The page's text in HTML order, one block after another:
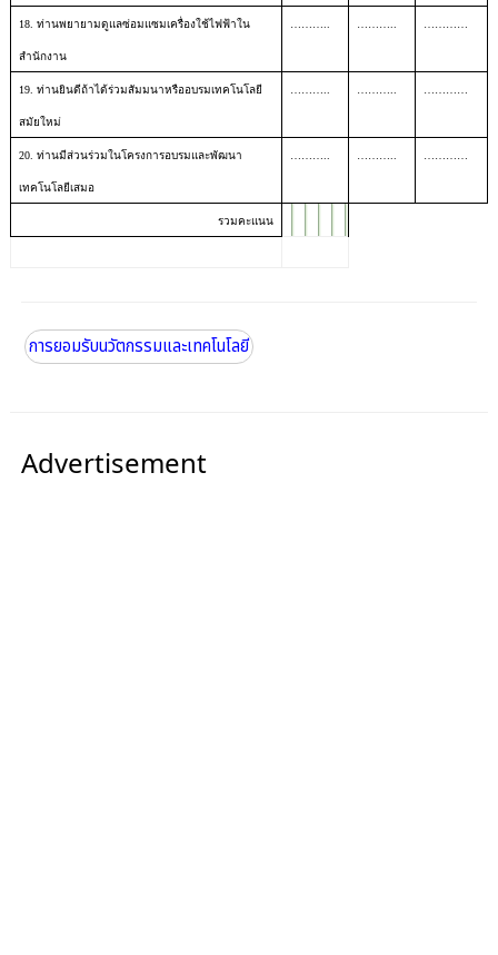
18. ท่านพยายามดูแลซ่อมแซมเครื่องใช้ไฟฟ้าใน
สำนักงาน
……….. ……….. …………
19. ท่านยินดีถ้าได้ร่วมสัมมนาหรืออบรมเทคโนโลยี
สมัยใหม่
……….. ……….. …………
20. ท่านมีส่วนร่วมในโครงการอบรมและพัฒนา
เทคโนโลยีเสมอ
……….. ……….. …………
รวมคะแนน
การยอมรับนวัตกรรมและเทคโนโลยี
Advertisement